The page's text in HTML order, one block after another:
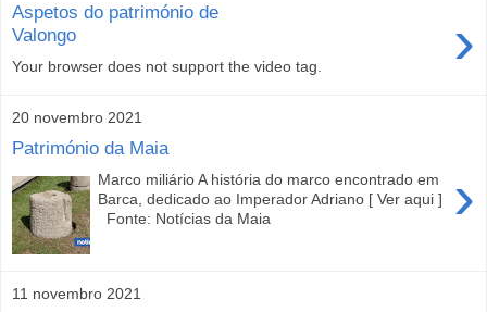
Aspetos do património de
Valongo
›
Your browser does not support the video tag.
20 novembro 2021
Património da Maia
›
Marco miliário A história do marco encontrado em
Barca, dedicado ao Imperador Adriano [ Ver aqui ]
Fonte: Notícias da Maia
11 novembro 2021